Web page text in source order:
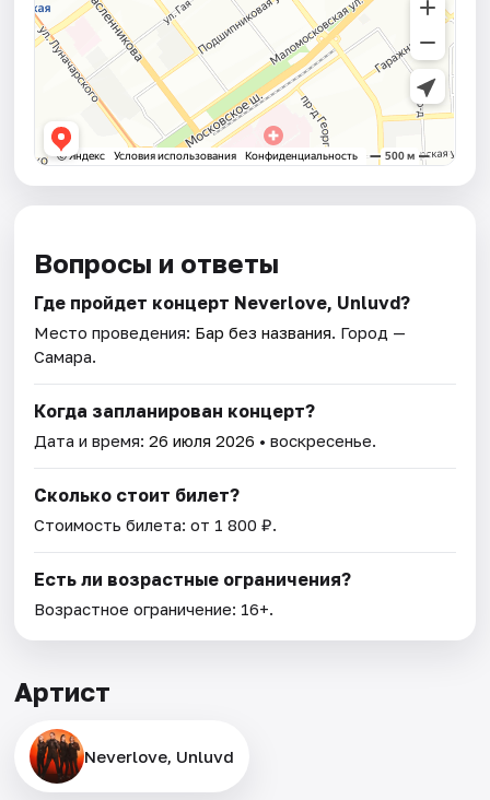
Вопросы и ответы
Где пройдет концерт Neverlove, Unluvd?
Место проведения: Бар без названия. Город —
Самара.
Когда запланирован концерт?
Дата и время:26 июля 2026 • воскресенье.
Сколько стоит билет?
Стоимость билета: от 1 800 ₽.
Есть ли возрастные ограничения?
Возрастное ограничение: 16+.
Артист
Neverlove, Unluvd